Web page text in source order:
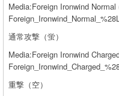
Media:Foreign Ironwind
通常攻撃（蛍）
Media:Foreign Ironwind
重撃（空）